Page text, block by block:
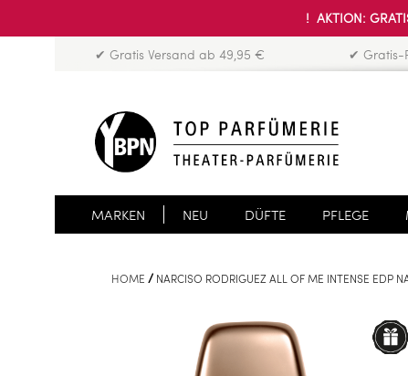
! AKTION:
✔ Gratis Versand ab 49,95 € ✔ Gratis-
MARKEN NEU DÜFTE PFLEGE
HOME NARCISO RODRIGUEZ ALL OF ME INTENSE EDP